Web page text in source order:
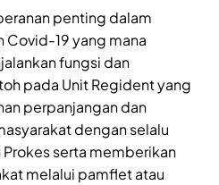
penting dalam
19 yang mana
fungsi dan
pada Unit Regident yang
perpanjangan dan
dengan selalu
serta memberikan
melalui pamflet atau